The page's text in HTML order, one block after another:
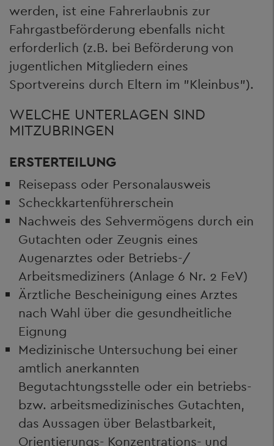
werden, ist eine Fahrerlaubnis zur
Fahrgastbeförderung ebenfalls nicht
erforderlich (z.B. bei Beförderung von
jugentlichen Mitgliedern eines
Sportvereins durch Eltern im "Kleinbus").
WELCHE UNTERLAGEN SIND
MITZUBRINGEN
ERSTERTEILUNG
Reisepass oder Personalausweis
Scheckkartenführerschein
Nachweis des Sehvermögens durch ein
Gutachten oder Zeugnis eines
Augenarztes oder Betriebs-/
Arbeitsmediziners (Anlage 6 Nr. 2 FeV)
Ärztliche Bescheinigung eines Arztes
nach Wahl über die gesundheitliche
Eignung
Medizinische Untersuchung bei einer
amtlich anerkannten
Begutachtungsstelle oder ein betriebs-
bzw. arbeitsmedizinisches Gutachten,
das Aussagen über Belastbarkeit,
Orientierungs- Konzentrations- und